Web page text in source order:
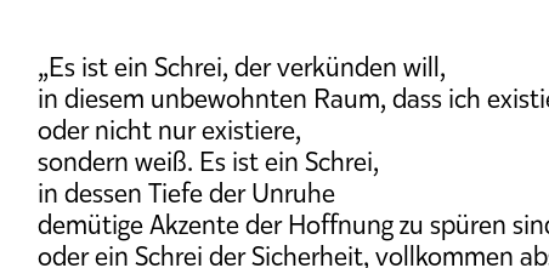
„Es ist ein Schrei, der verkünden will,
in diesem unbewohnten Raum, dass ich
oder nicht nur existiere,
sondern weiß. Es ist ein Schrei,
in dessen Tiefe der Unruhe
demütige Akzente der Hoffnung zu spüren
oder ein Schrei der Sicherheit, vollkommen